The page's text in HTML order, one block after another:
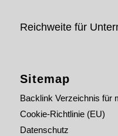
Reichweite für
Sitemap
Backlink Verzeichnis für
Cookie-Richtlinie (EU)
Datenschutz